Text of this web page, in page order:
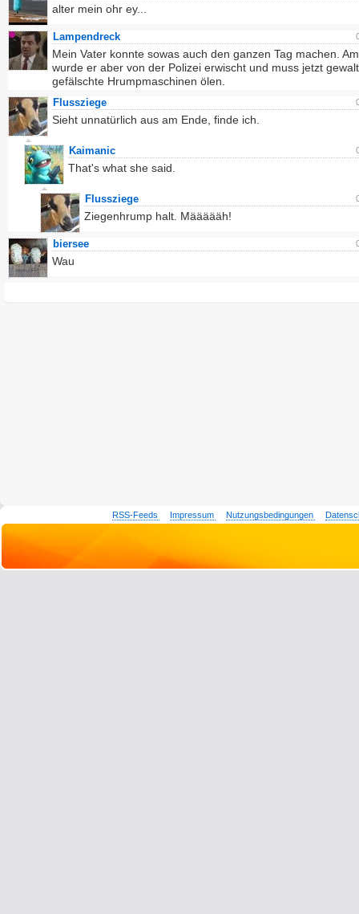
alter mein ohr ey...
Lampendreck
Mein Vater konnte sowas auch den ganzen Tag machen.
wurde er aber von der Polizei erwischt und muss jetzt
gefälschte Hrumpmaschinen ölen.
Flussziege
Sieht unnatürlich aus am Ende, finde ich.
Kaimanic
That's what she said.
Flussziege
Ziegenhrump halt. Määäääh!
biersee
Wau
RSS-Feeds Impressum Nutzungsbedingungen